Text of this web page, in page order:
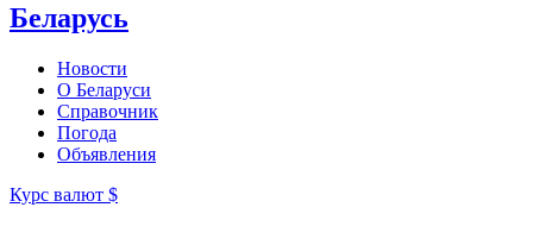
Беларусь
Новости
О Беларуси
Справочник
Погода
Объявления
Курс валют $